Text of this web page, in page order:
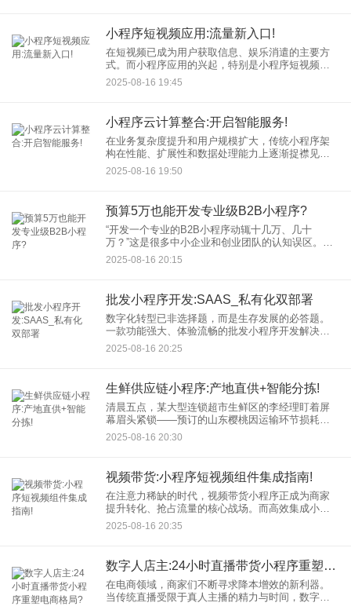
小程序短视频应用:流量新入口!
在短视频已成为用户获取信息、娱乐消遣的主要方
式。而小程序应用的兴起，特别是小程序短视频应
用的出现，正悄然改变着内容消费与交互的格局，
为商家和创作者开辟了无需下载、即点即用的全新
2025-08-16 19:45
小程序云计算整合:开启智能服务!
在业务复杂度提升和用户规模扩大，传统小程序架
构在性能、扩展性和数据处理能力上逐渐捉襟见
肘。小程序云计算整合正是应对这一挑战的关键策
2025-08-16 19:50
预算5万也能开发专业级B2B小程序?
“开发一个专业的B2B小程序动辄十几万、几十
万？”这是很多中小企业和创业团队的认知误区。今
天，我们就来打破这个迷思：用5万预算，完全有可
能开发出满足核心业务需求、体验专业的B2B小程
2025-08-16 20:15
批发小程序开发:SAAS_私有化双部署
数字化转型已非选择题，而是生存发展的必答题。
一款功能强大、体验流畅的批发小程序开发解决方
案，能显著提升订单处理效率、优化客户管理、打
通线上线下渠道，成为批发商抢占市场的关键利
2025-08-16 20:25
生鲜供应链小程序:产地直供+智能分拣!
清晨五点，某大型连锁超市生鲜区的李经理盯着屏
幕眉头紧锁——预订的山东樱桃因运输环节损耗远
超预期，货架面临断供；与此同时，数百公里外的
樱桃种植园里，张老板看着堆积的樱桃发愁，传统
2025-08-16 20:30
视频带货:小程序短视频组件集成指南!
在注意力稀缺的时代，视频带货小程序正成为商家
提升转化、抢占流量的核心战场。而高效集成小程
序短视频组件，则是打通这条黄金通道的关键一
步。本文将深入解析如何通过小程序短视频组件，
2025-08-16 20:35
数字人店主:24小时直播带货小程序重塑电商格局?
在电商领域，商家们不断寻求降本增效的新利器。
当传统直播受限于真人主播的精力与时间，数字人